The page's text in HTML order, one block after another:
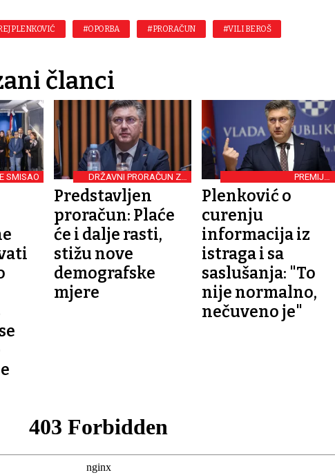
PLENKOVIĆ #OPORBA #PRORAČUN #VILI BEROŠ
članci
SMISAO
DRŽAVNI PRORAČUN ZA
2025.
Predstavljen
proračun: Plaće
će i dalje rasti,
stižu nove
demografske
mjere
PREMIJER
NEZADOVOLJAN
Plenković o
curenju
informacija iz
istraga i sa
saslušanja: "To
nije normalno,
nečuveno je"